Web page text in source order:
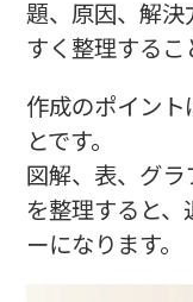
題、原因、解
すく整理するこ
作成のポイン
とです。
図解、表、グ
を整理すると
ーになります。